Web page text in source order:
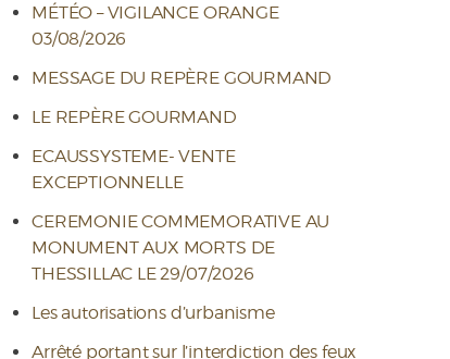
MÉTÉO – VIGILANCE ORANGE
03/08/2026
MESSAGE DU REPÈRE GOURMAND
LE REPÈRE GOURMAND
ECAUSSYSTEME- VENTE
EXCEPTIONNELLE
CEREMONIE COMMEMORATIVE AU
MONUMENT AUX MORTS DE
THESSILLAC LE 29/07/2026
Les autorisations d’urbanisme
Arrêté portant sur l’interdiction des feux